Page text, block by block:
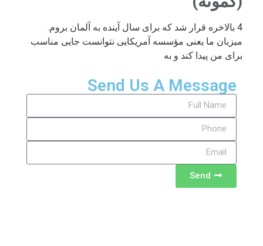
4 بالاخره قرار شد که برای سال آینده به آلمان بروم.
میزبان ما یعنی مؤسسه آمریکایی نتوانست جایی مناسب
برای من پیدا کند و به
Send Us A Message
Send